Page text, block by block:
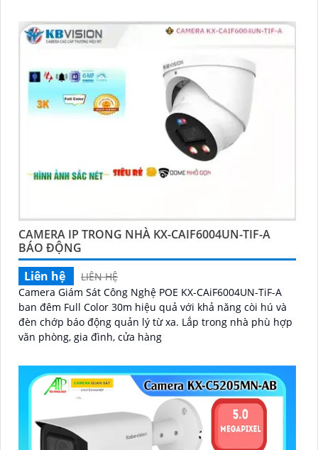
CAMERA IP TRONG NHÀ KX-CAIF6004UN-TIF-A
BÁO ĐỘNG
Liên hệ
LIÊN HỆ
Camera Giám Sát Công Nghệ POE KX-CAiF6004UN-TiF-A
ban đêm Full Color 30m hiệu quả với khả năng còi hú và
đèn chớp báo động quản lý từ xa. Lắp trong nhà phù hợp
văn phòng, gia đình, cửa hàng